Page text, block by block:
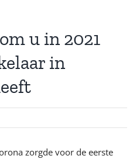
u in 2021
in
zorgde voor de eerste